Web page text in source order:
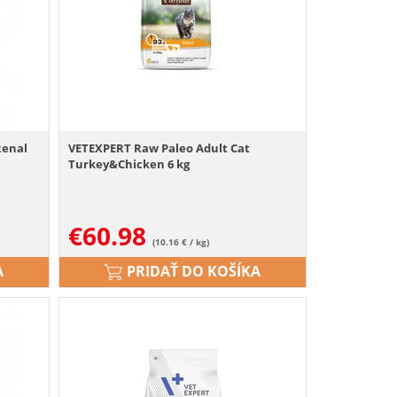
VETEXPERT Raw Paleo Adult Cat
Turkey&Chicken 6 kg
€60.98 (10.16 € / kg)
PRIDAŤ DO KOŠÍKA